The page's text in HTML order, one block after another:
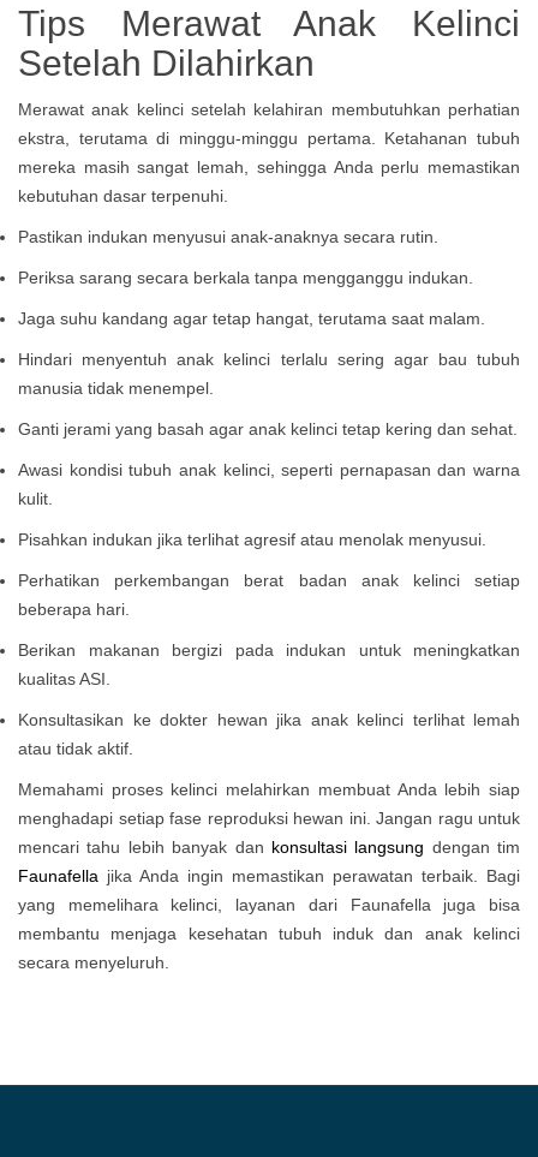
Tips Merawat Anak Kelinci
Setelah Dilahirkan
Merawat anak kelinci setelah kelahiran membutuhkan perhatian
ekstra, terutama di minggu-minggu pertama. Ketahanan tubuh
mereka masih sangat lemah, sehingga Anda perlu memastikan
kebutuhan dasar terpenuhi.
Pastikan indukan menyusui anak-anaknya secara rutin.
Periksa sarang secara berkala tanpa mengganggu indukan.
Jaga suhu kandang agar tetap hangat, terutama saat malam.
Hindari menyentuh anak kelinci terlalu sering agar bau tubuh
manusia tidak menempel.
Ganti jerami yang basah agar anak kelinci tetap kering dan sehat.
Awasi kondisi tubuh anak kelinci, seperti pernapasan dan warna
kulit.
Pisahkan indukan jika terlihat agresif atau menolak menyusui.
Perhatikan perkembangan berat badan anak kelinci setiap
beberapa hari.
Berikan makanan bergizi pada indukan untuk meningkatkan
kualitas ASI.
Konsultasikan ke dokter hewan jika anak kelinci terlihat lemah
atau tidak aktif.
Memahami proses kelinci melahirkan membuat Anda lebih siap
menghadapi setiap fase reproduksi hewan ini. Jangan ragu untuk
mencari tahu lebih banyak dan konsultasi langsung dengan tim
Faunafella jika Anda ingin memastikan perawatan terbaik. Bagi
yang memelihara kelinci, layanan dari Faunafella juga bisa
membantu menjaga kesehatan tubuh induk dan anak kelinci
secara menyeluruh.